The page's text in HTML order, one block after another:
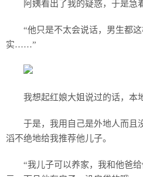
阿姨看出了我的疑惑，于是急
“他只是不太会说话，男生都
实……”
我想起红娘大姐说过的话，本
于是，我用自己是外地人而且
滔不绝地给我推荐他儿子。
“我儿子可以养家，我和他爸